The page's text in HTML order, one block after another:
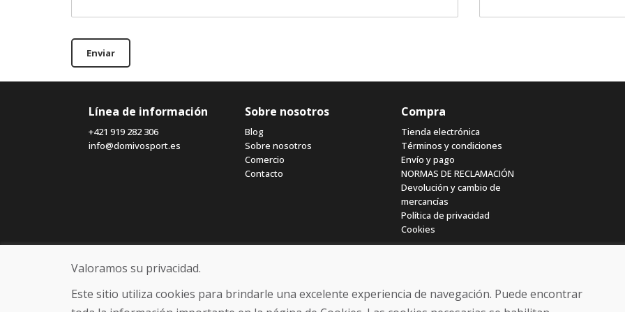
Enviar
Línea de información
+421 919 282 306
info@domivosport.es
Sobre nosotros
Blog
Sobre nosotros
Comercio
Contacto
Compra
Tienda electrónica
Términos y condiciones
Envío y pago
NORMAS DE RECLAMACIÓN
Devolución y cambio de
mercancías
Política de privacidad
Cookies
Valoramos su privacidad.
Este sitio utiliza cookies para brindarle una excelente experiencia de navegación. Puede encontrar